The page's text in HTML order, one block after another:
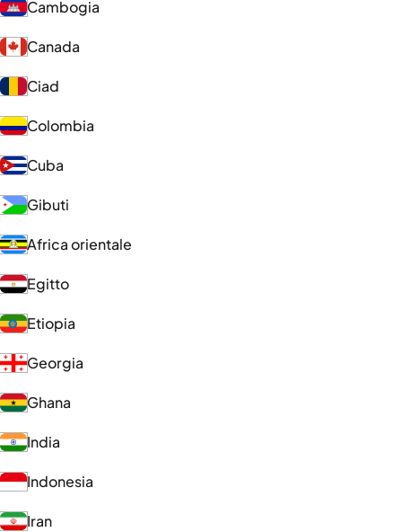
Cambogia
Canada
Ciad
Colombia
Cuba
Gibuti
Africa orientale
Egitto
Etiopia
Georgia
Ghana
India
Indonesia
Iran